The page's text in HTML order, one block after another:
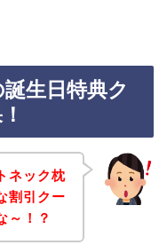
生日特典ク
ネック枕
割引クー
～！？